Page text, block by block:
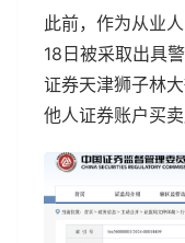
此前，作为从业
18日被采取出具
证券天津狮子林
他人证券账户买卖